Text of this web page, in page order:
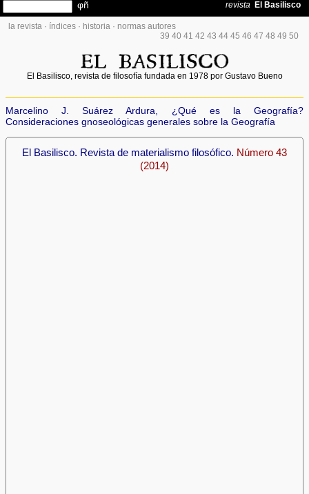
la revista · índices · historia · normas autores
39 40 41 42 43 44 45 46 47 48 49 50
El Basilisco, revista de filosofía fundada en 1978 por Gustavo Bueno
Marcelino J. Suárez Ardura, ¿Qué es la Geografía?
Consideraciones gnoseológicas generales sobre la Geografía
El Basilisco. Revista de materialismo filosófico. Número 43
(2014)